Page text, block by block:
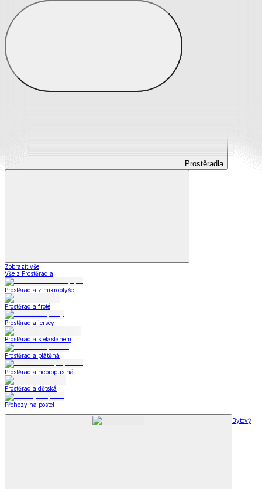
Prostěradla
Prostěradla
Zobrazit vše
Vše z Prostěradla
Prostěradla z mikroplyše
Prostěradla froté
Prostěradla jersey
Prostěradla s elastanem
Prostěradla plátěná
Prostěradla nepropustná
Prostěradla dětská
Přehozy na postel
Bytový